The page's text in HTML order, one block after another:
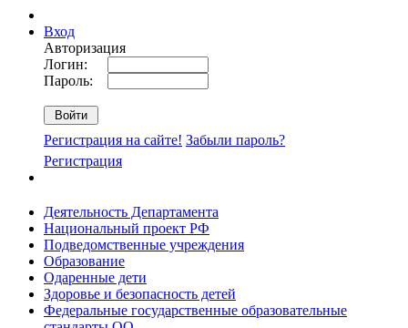
Вход
Авторизация
Логин:
Пароль:
Регистрация на сайте! Забыли пароль?
Регистрация
Деятельность Департамента
Национальный проект РФ
Подведомственные учреждения
Образование
Одаренные дети
Здоровье и безопасность детей
Федеральные государственные образовательные